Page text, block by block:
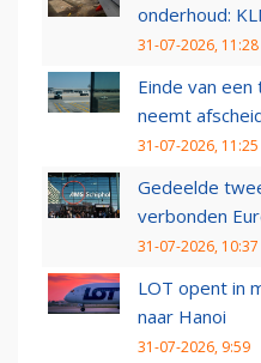
onderhoud:
31-07-2026, 11:28
Einde van
neemt
31-07-2026, 11:25
Gedeelde
verbonden
31-07-2026, 10:37
LOT opent in
naar Hanoi
31-07-2026, 9:59